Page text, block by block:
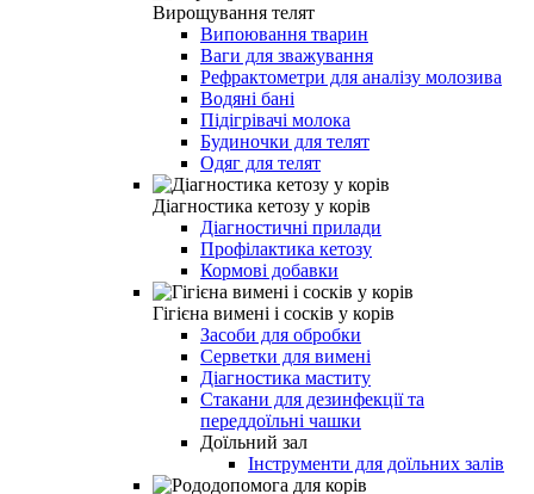
Вирощування телят
Випоювання тварин
Ваги для зважування
Рефрактометри для аналізу молозива
Водяні бані
Підігрівачі молока
Будиночки для телят
Одяг для телят
Діагностика кетозу у корів
Діагностичні прилади
Профілактика кетозу
Кормові добавки
Гігієна вимені і сосків у корів
Засоби для обробки
Серветки для вимені
Діагностика маститу
Стакани для дезинфекції та
переддоїльні чашки
Доїльний зал
Інструменти для доїльних залів